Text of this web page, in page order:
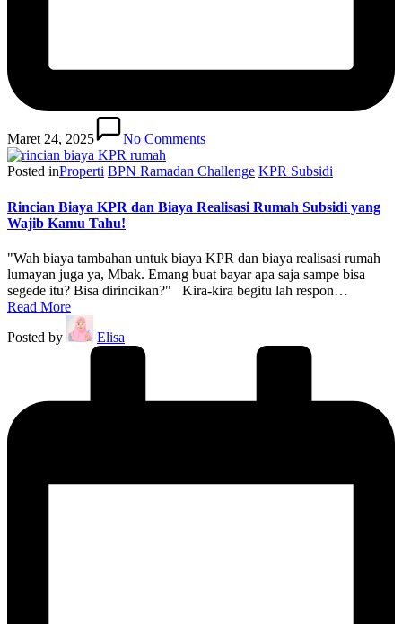
Maret 24, 2025 No Comments
Posted inProperti BPN Ramadan Challenge KPR Subsidi
Rincian Biaya KPR dan Biaya Realisasi Rumah Subsidi yang
Wajib Kamu Tahu!
"Wah biaya tambahan untuk biaya KPR dan biaya realisasi rumah
lumayan juga ya, Mbak. Emang buat bayar apa saja sampe bisa
segede itu? Bisa dirincikan?" Kira-kira begitu lah respon…
Read More
Posted by
Elisa